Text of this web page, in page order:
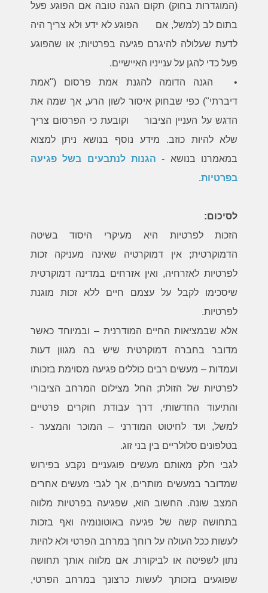
(המוגדרות בחוק) תקום הגנה טובה אם הפוגע פעל
בתום לב (למשל, אם הפוגע לא ידע ולא צריך היה
לדעת שעלולה להיגרם פגיעה בפרטיות; או שהפוגע
פעל כדי להגן על ענייניו האיישיים.
•
הגנה הדומה להגנת אמת פרסום ("אמת
דיברתי") כפי שבחוק איסור לשון הרע, אך שמה את
הדגש על העניין הציבור וקובעת כי הפרסום צריך
שלא להיות כוזב. מידע נוסף בנושא ניתן למצוא
במאמרנו בנושא - הגנות לנתבעים בשל פגיעה
בפרטיות.
לסיכום:
הזכות לפרטיות היא מעיקרי היסוד בשיטה
הדמוקרטית; אין דמוקרטיה שאינה מעניקה זכות
לפרטיות לאזרחיה, ואין אזרחים במדינה דמוקרטית
שיסכימו לקבל על עצמם חיים ללא זכות מוגנת
לפרטיות.
אלא שבמציאות החיים המודרנית – ובמיוחד כאשר
מדובר בחברה דמוקרטית שיש בה מגוון דעות
ועמדות – מעשים רבים כוללים פגיעה מסוימת בזכותו
לפרטיות של הזולת; החל מצילום המרחב הציבורי
והתיעוד החדשותי, דרך עבודת חוקרים פרטיים
למשל, ועד לחיטוט המודרני – המוכר והמצער -
בטלפונים סלולריים בין בני זוג.
לגבי חלק מאותם מעשים פוגעניים נקבע בפירוש
שמדובר במעשים מותרים, אך לגבי מעשים אחרים
המצב שונה. החשוב הוא, שפגיעה בפרטיות מלווה
בתחושה קשה של פגיעה באוטונומיה ואף בזכות
לעשות ככל העולה על רוחך במרחב הפרטי ולא להיות
נתון לשפיטה או לביקורת. אם מלווה אותך תחושה
שפוגעים בזכותך לעשות כרצונך במרחב הפרטי,